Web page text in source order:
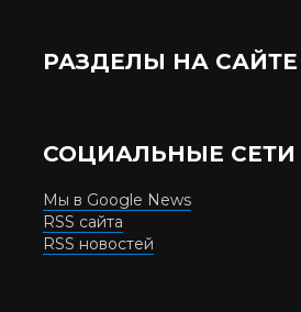
РАЗДЕЛЫ НА САЙТЕ
СОЦИАЛЬНЫЕ СЕТИ
Мы в Google News
RSS сайта
RSS новостей